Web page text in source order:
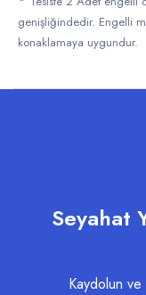
genişliğindedir. Engelli
konaklamaya uygundur.
Seyahat
Kaydolun